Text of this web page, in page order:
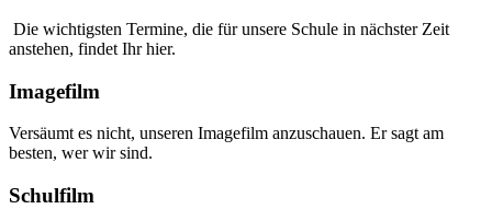
Die wichtigsten Termine, die für unsere Schule in nächster Zeit
anstehen, findet Ihr hier.
Imagefilm
Versäumt es nicht, unseren Imagefilm anzuschauen. Er sagt am
besten, wer wir sind.
Schulfilm